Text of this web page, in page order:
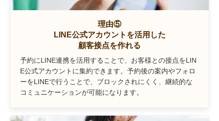
理由⑤
LINE公式アカウントを活用した
顧客接点を作れる
予約にLINE連携を活用することで、お客様との接点をLIN
E公式アカウントに集約できます。予約後の案内やフォロ
ーをLINEで行うことで、ブロックされにくく、継続的な
コミュニケーションが可能になります。